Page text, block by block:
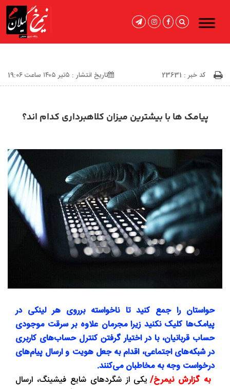
کد خبر : 23631 تاریخ انتشار : ۵تیر ۱۴۰۵ ساعت 19:06
پیامک ها با بیشترین میزان کلاهبرداری کدام اند؟
حواستان را جمع کنید تا ناخواسته برروی هر لینکی در
پیامک‌ها کلیک نکنید زیرا مجرمان علاوه بر سرقت موجودی
حساب قربانیان، با در اختیار گرفتن کنترل حساب‌های کاربری
در شبکه‌های اجتماعی، اقدام به جعل هویت و ارسال پیام‌های
درخواست وجه به مخاطبان می‌کنند.
به گزارش نیمرخ/یکی از شگردهای شایع فیشینگ، ارسال